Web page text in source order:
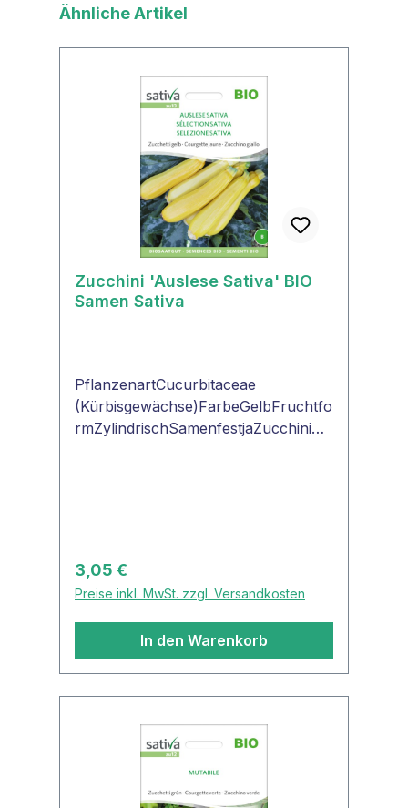
Produktgalerie überspringen
Ähnliche Artikel
Zucchini 'Auslese Sativa' BIO
Samen Sativa
PflanzenartCucurbitaceae
(Kürbisgewächse)FarbeGelbFruchtfo
rmZylindrischSamenfestjaZucchini
Regulärer Preis:
3,05 €
Preise inkl. MwSt. zzgl. Versandkosten
In den Warenkorb